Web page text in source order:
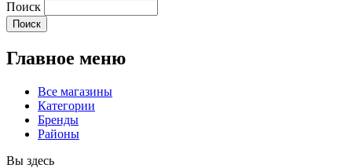
Поиск
Главное меню
Все магазины
Категории
Бренды
Районы
Вы здесь